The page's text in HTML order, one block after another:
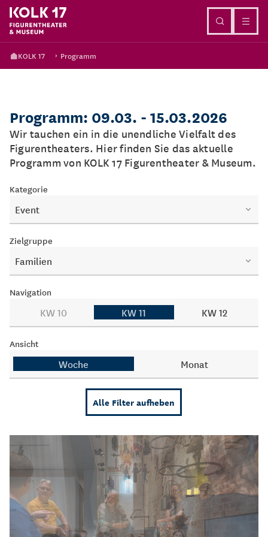
KOLK 17 Programm
Programm: 09.03. - 15.03.2026
Wir tauchen ein in die unendliche Vielfalt des
Figurentheaters. Hier finden Sie das aktuelle
Programm von KOLK 17 Figurentheater & Museum.
Kategorie
Event
Zielgruppe
Familien
Navigation
KW 10 KW 11 KW 12
Ansicht
Woche Monat
Alle Filter aufheben